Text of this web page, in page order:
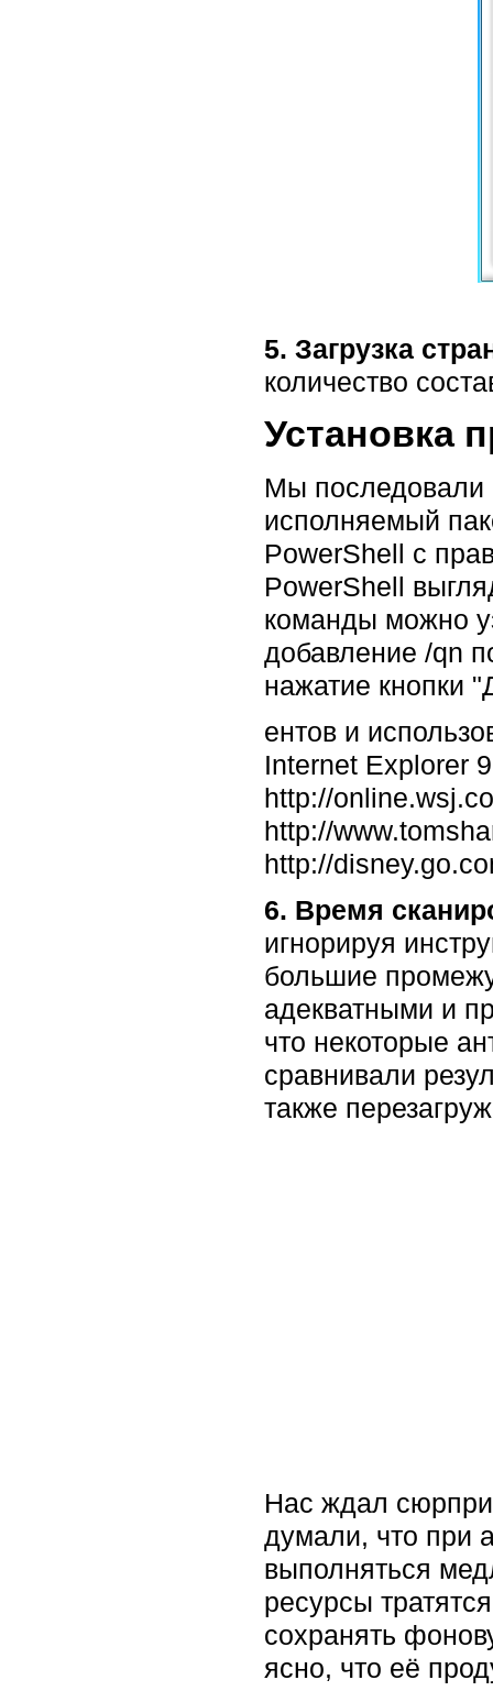
5. Загрузка
количество
Установка
Мы последовали
исполняемый
PowerShell с
PowerShell
команды можно
добавление /qn
нажатие кнопки
ентов и
Internet Explorer
http://
http://
http://
6. Время
игнорируя
большие
адекватными и
что некоторые
сравнивали
также
Нас ждал
думали, что при
выполняться
ресурсы
сохранять
ясно, что её